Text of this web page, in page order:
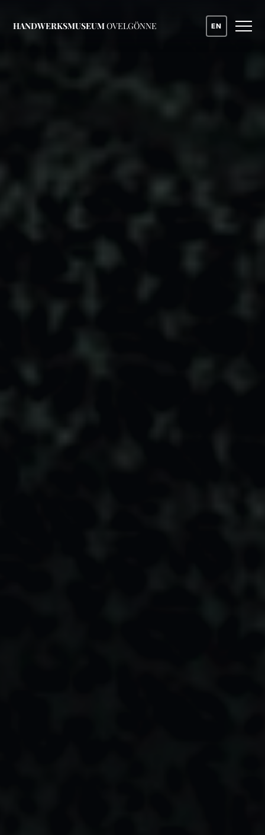
HANDWERKSMUSEUMOVELGÖNNE EN